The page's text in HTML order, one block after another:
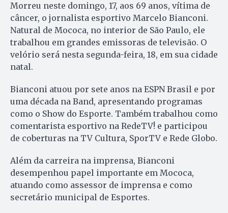
Morreu neste domingo, 17, aos 69 anos, vítima de
câncer, o jornalista esportivo Marcelo Bianconi.
Natural de Mococa, no interior de São Paulo, ele
trabalhou em grandes emissoras de televisão. O
velório será nesta segunda-feira, 18, em sua cidade
natal.
Bianconi atuou por sete anos na ESPN Brasil e por
uma década na Band, apresentando programas
como o Show do Esporte. Também trabalhou como
comentarista esportivo na RedeTV! e participou
de coberturas na TV Cultura, SporTV e Rede Globo.
Além da carreira na imprensa, Bianconi
desempenhou papel importante em Mococa,
atuando como assessor de imprensa e como
secretário municipal de Esportes.